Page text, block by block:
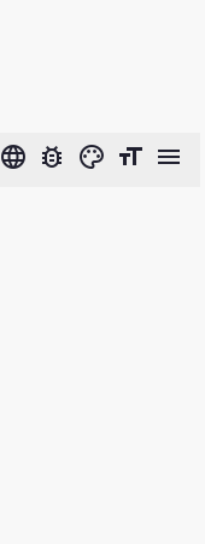
language bug_report color_lens format_size menu